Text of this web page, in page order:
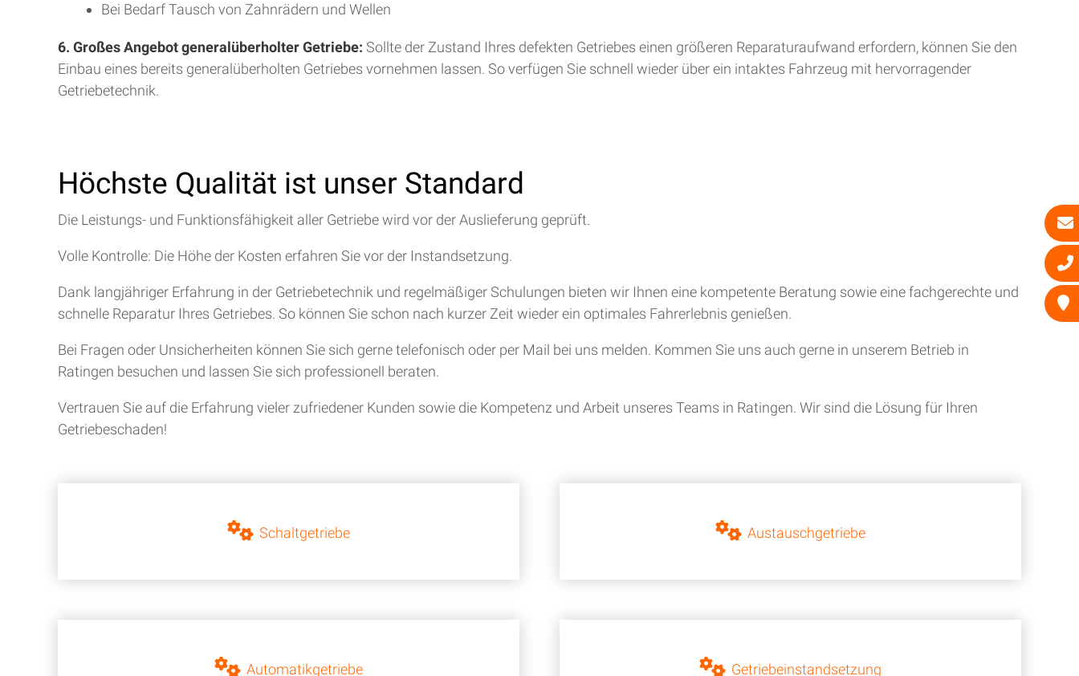
Bei Bedarf Tausch von Zahnrädern und Wellen
6. Großes Angebot generalüberholter Getriebe: Sollte der Zustand Ihres defekten Getriebes einen größeren Reparaturaufwand erfordern, können Sie den
Einbau eines bereits generalüberholten Getriebes vornehmen lassen. So verfügen Sie schnell wieder über ein intaktes Fahrzeug mit hervorragender
Getriebetechnik.
Höchste Qualität ist unser Standard
Die Leistungs- und Funktionsfähigkeit aller Getriebe wird vor der Auslieferung geprüft.
Volle Kontrolle: Die Höhe der Kosten erfahren Sie vor der Instandsetzung.
Dank langjähriger Erfahrung in der Getriebetechnik und regelmäßiger Schulungen bieten wir Ihnen eine kompetente Beratung sowie eine fachgerechte und
schnelle Reparatur Ihres Getriebes. So können Sie schon nach kurzer Zeit wieder ein optimales Fahrerlebnis genießen.
Bei Fragen oder Unsicherheiten können Sie sich gerne telefonisch oder per Mail bei uns melden. Kommen Sie uns auch gerne in unserem Betrieb in
Ratingen besuchen und lassen Sie sich professionell beraten.
Vertrauen Sie auf die Erfahrung vieler zufriedener Kunden sowie die Kompetenz und Arbeit unseres Teams in Ratingen. Wir sind die Lösung für Ihren
Getriebeschaden!
Schaltgetriebe Austauschgetriebe
Automatikgetriebe Getriebeinstandsetzung